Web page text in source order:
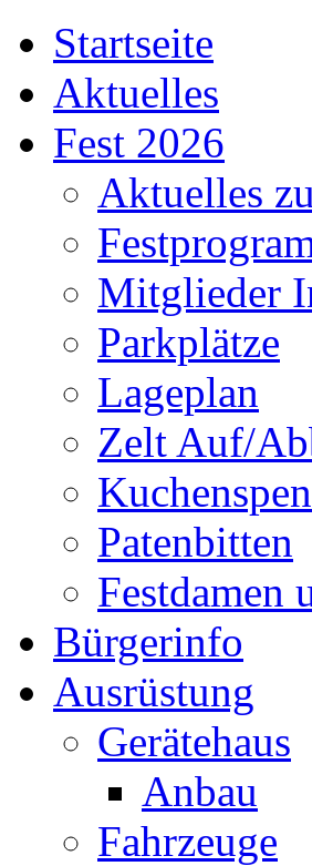
Startseite
Aktuelles
Fest 2026
Aktuelles
Mitglieder
Parkplätze
Lageplan
Zelt Auf/
Patenbitten
Festdamen
Bürgerinfo
Ausrüstung
Gerätehaus
Anbau
Fahrzeuge